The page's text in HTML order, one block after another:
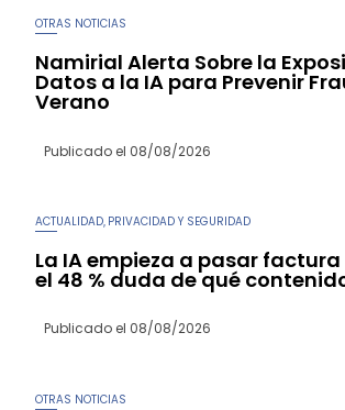
OTRAS NOTICIAS
Namirial Alerta Sobre la
Datos a la IA para Prevenir
Verano
Publicado el 08/08/2026
ACTUALIDAD, PRIVACIDAD Y SEGURIDAD
La IA empieza a pasar
el 48 % duda de qué
Publicado el 08/08/2026
OTRAS NOTICIAS